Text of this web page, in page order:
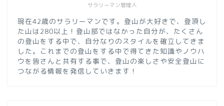
サラリーマン管理人
現在42歳のサラリーマンです。登山が大好きで、登頂し
た山は280以上！登山部ではなかった自分が、たくさん
の登山をする中で、自分なりのスタイルを確立してきま
した。これまでの登山をする中で得てきた知識やノウハ
ウを皆さんと共有する事で、登山の楽しさや安全登山に
つながる情報を発信していきます！